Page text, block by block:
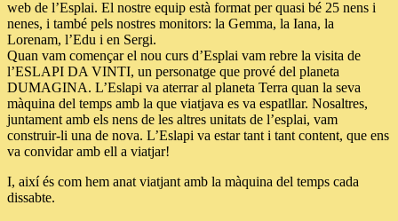
web de l’Esplai. El nostre equip està format per quasi bé 25 nens i
nenes, i també pels nostres monitors: la Gemma, la Iana, la
Lorenam, l’Edu i en Sergi.
Quan vam començar el nou curs d’Esplai vam rebre la visita de
l’ESLAPI DA VINTI, un personatge que prové del planeta
DUMAGINA. L’Eslapi va aterrar al planeta Terra quan la seva
màquina del temps amb la que viatjava es va espatllar. Nosaltres,
juntament amb els nens de les altres unitats de l’esplai, vam
construir-li una de nova. L’Eslapi va estar tant i tant content, que ens
va convidar amb ell a viatjar!
I, així és com hem anat viatjant amb la màquina del temps cada
dissabte.